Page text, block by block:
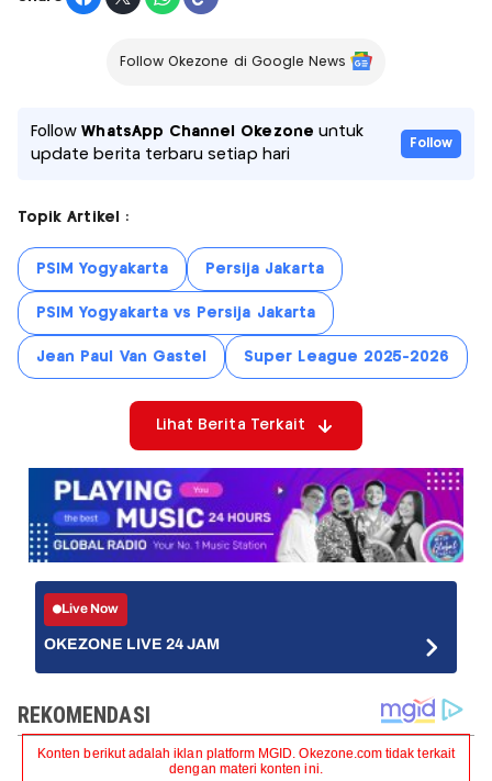
Follow Okezone di Google News
FollowWhatsApp Channel Okezone untuk
update berita terbaru setiap hari
Follow
Topik Artikel :
PSIM Yogyakarta Persija Jakarta
PSIM Yogyakarta vs Persija Jakarta
Jean Paul Van Gastel Super League 2025-2026
Lihat Berita Terkait
Live Now
OKEZONE LIVE 24 JAM